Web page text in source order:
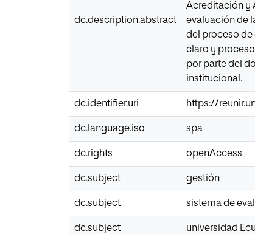
dc.description.abstract
Acreditación y
evaluación de
del proceso de
claro y
por parte del
institucional.
dc.identifier.uri https://
dc.language.iso spa
dc.rights openAccess
dc.subject gestión
dc.subject sistema de
dc.subject universidad